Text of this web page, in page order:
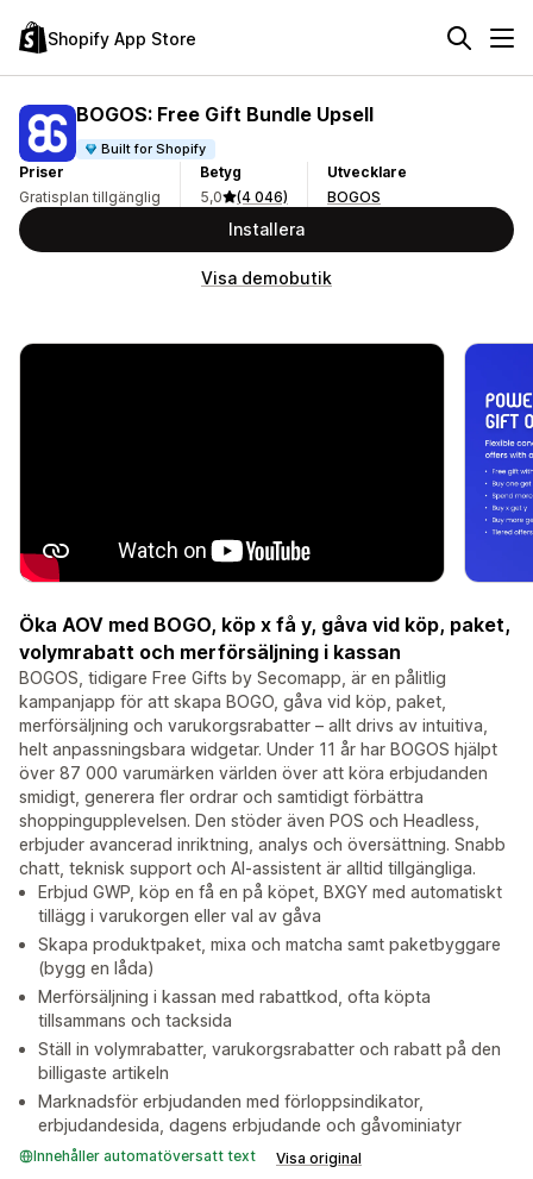
Shopify App Store
BOGOS: Free Gift Bundle Upsell
Built for Shopify
Priser
Gratisplan tillgänglig
Betyg
5,0
(4 046)
Utvecklare
BOGOS
Installera
Visa demobutik
Öka AOV med BOGO, köp x få y, gåva vid köp, paket,
volymrabatt och merförsäljning i kassan
BOGOS, tidigare Free Gifts by Secomapp, är en pålitlig
kampanjapp för att skapa BOGO, gåva vid köp, paket,
merförsäljning och varukorgsrabatter – allt drivs av intuitiva,
helt anpassningsbara widgetar. Under 11 år har BOGOS hjälpt
över 87 000 varumärken världen över att köra erbjudanden
smidigt, generera fler ordrar och samtidigt förbättra
shoppingupplevelsen. Den stöder även POS och Headless,
erbjuder avancerad inriktning, analys och översättning. Snabb
chatt, teknisk support och AI-assistent är alltid tillgängliga.
Erbjud GWP, köp en få en på köpet, BXGY med automatiskt
tillägg i varukorgen eller val av gåva
Skapa produktpaket, mixa och matcha samt paketbyggare
(bygg en låda)
Merförsäljning i kassan med rabattkod, ofta köpta
tillsammans och tacksida
Ställ in volymrabatter, varukorgsrabatter och rabatt på den
billigaste artikeln
Marknadsför erbjudanden med förloppsindikator,
erbjudandesida, dagens erbjudande och gåvominiatyr
Innehåller automatöversatt text Visa original